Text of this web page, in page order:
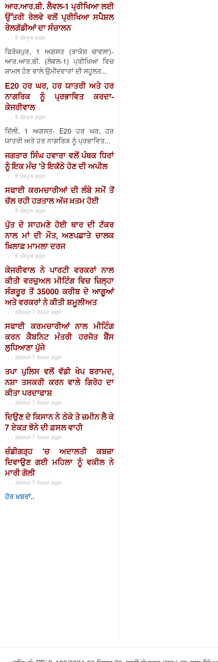
ਆਰ.ਆਰ.ਬੀ. ਲੈਵਲ-1 ਪ੍ਰੀਖਿਆ ਲਈ
ਉੱਤਰੀ ਰੇਲਵੇ ਵਲੋਂ ਪ੍ਰੀਖਿਆ ਸਪੈਸ਼ਲ
ਰੇਲਗੱਡੀਆਂ ਦਾ ਸੰਚਾਲਨ
. . . 6 days ago
ਫਿਰੋਜ਼ਪੁਰ, 1 ਅਗਸਤ (ਰਾਕੇਸ਼ ਚਾਵਲਾ)-
ਆਰ.ਆਰ.ਬੀ. (ਲੇਵਲ-1) ਪ੍ਰੀਖਿਆ ਵਿਚ
ਸ਼ਾਮਲ ਹੋਣ ਵਾਲੇ ਉਮੀਦਵਾਰਾਂ ਦੀ ਸਹੂਲਤ...
E20 ਹਰ ਘਰ, ਹਰ ਯਾਤਰੀ ਅਤੇ ਹਰ
ਨਾਗਰਿਕ ਨੂੰ ਪ੍ਰਭਾਵਿਤ ਕਰਦਾ-
ਕੇਜਰੀਵਾਲ
. . . 6 days ago
ਦਿੱਲੀ, 1 ਅਗਸਤ- E20 ਹਰ ਘਰ, ਹਰ
ਯਾਤਰੀ ਅਤੇ ਹਰ ਨਾਗਰਿਕ ਨੂੰ ਪ੍ਰਭਾਵਿਤ...
ਜਗਤਾਰ ਸਿੰਘ ਹਵਾਰਾ ਵਲੋਂ ਪੰਥਕ ਧਿਰਾਂ
ਨੂੰ ਇਕ ਮੰਚ 'ਤੇ ਇਕੱਠੇ ਹੋਣ ਦੀ ਅਪੀਲ
. . . 6 days ago
ਸਫਾਈ ਕਰਮਚਾਰੀਆਂ ਦੀ ਲੰਬੇ ਸਮੇਂ ਤੋਂ
ਚੱਲ ਰਹੀ ਹੜਤਾਲ ਅੱਜ ਖ਼ਤਮ ਹੋਈ
. . . 6 days ago
ਪੁੱਤ ਦੇ ਸਾਹਮਣੇ ਹੋਈ ਥਾਰ ਦੀ ਟੱਕਰ
ਨਾਲ ਮਾਂ ਦੀ ਮੌਤ, ਅਣਪਛਾਤੇ ਚਾਲਕ
ਖ਼ਿਲਾਫ਼ ਮਾਮਲਾ ਦਰਜ
. . . 6 days ago
ਕੇਜਰੀਵਾਲ ਨੇ ਪਾਰਟੀ ਵਰਕਰਾਂ ਨਾਲ
ਕੀਤੀ ਵਰਚੁਅਲ ਮੀਟਿੰਗ ਵਿਚ ਜ਼ਿਲ੍ਹਾ
ਸੰਗਰੂਰ ਤੋਂ 35000 ਕਰੀਬ ਦੇ ਆਗੂਆਂ
ਅਤੇ ਵਰਕਰਾਂ ਨੇ ਕੀਤੀ ਸ਼ਮੂਲੀਅਤ
. . . about 1 hour ago
ਸਫਾਈ ਕਰਮਚਾਰੀਆਂ ਨਾਲ ਮੀਟਿੰਗ
ਕਰਨ ਕੈਬਨਿਟ ਮੰਤਰੀ ਹਰਜੋਤ ਬੈਂਸ
ਲੁਧਿਆਣਾ ਪੁੱਜੇ
. . . about 1 hour ago
ਤਪਾ ਪੁਲਿਸ ਵਲੋਂ ਵੱਡੀ ਖੇਪ ਬਰਾਮਦ,
ਨਸ਼ਾ ਤਸਕਰੀ ਕਰਨ ਵਾਲੇ ਗਿਰੋਹ ਦਾ
ਕੀਤਾ ਪਰਦਾਫਾਸ਼
. . . about 1 hour ago
ਦਿਉਣ ਦੇ ਕਿਸਾਨ ਨੇ ਠੇਕੇ ਤੇ ਜ਼ਮੀਨ ਲੈ ਕੇ
7 ਏਕੜ ਝੋਨੇ ਦੀ ਫ਼ਸਲ ਵਾਹੀ
. . . about 1 hour ago
ਚੰਡੀਗੜ੍ਹ 'ਚ ਅਦਾਲਤੀ ਕਬਜ਼ਾ
ਦਿਵਾਉਣ ਗਈ ਮਹਿਲਾ ਨੂੰ ਵਕੀਲ ਨੇ
ਮਾਰੀ ਗੋਲੀ
. . . about 1 hour ago
ਹੋਰ ਖ਼ਬਰਾਂ..